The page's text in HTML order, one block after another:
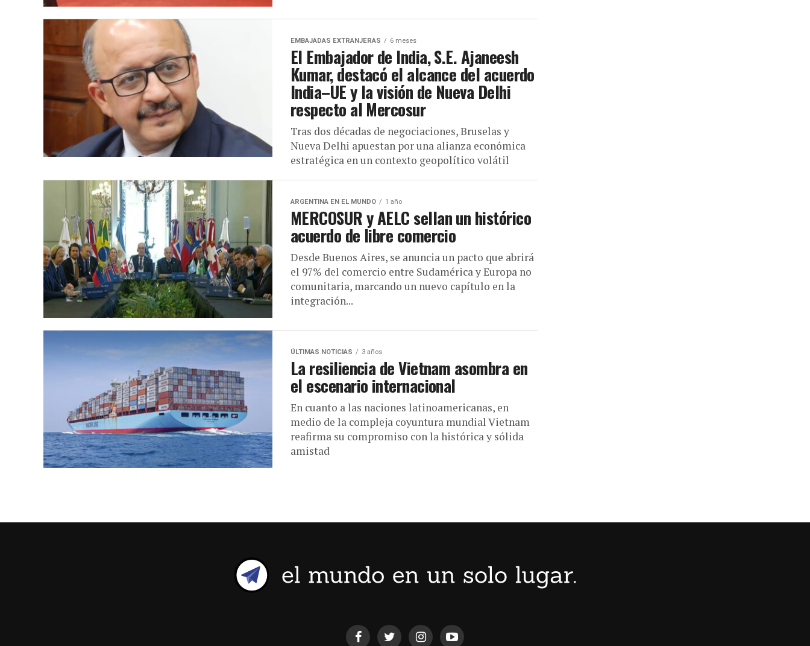
EMBAJADAS EXTRANJERAS 6 meses
El Embajador de India, S.E. Ajaneesh
Kumar, destacó el alcance del acuerdo
India–UE y la visión de Nueva Delhi
respecto al Mercosur
Tras dos décadas de negociaciones, Bruselas y
Nueva Delhi apuestan por una alianza económica
estratégica en un contexto geopolítico volátil
ARGENTINA EN EL MUNDO 1 año
MERCOSUR y AELC sellan un histórico
acuerdo de libre comercio
Desde Buenos Aires, se anuncia un pacto que abrirá
el 97% del comercio entre Sudamérica y Europa no
comunitaria, marcando un nuevo capítulo en la
integración...
ÚLTIMAS NOTICIAS 3 años
La resiliencia de Vietnam asombra en
el escenario internacional
En cuanto a las naciones latinoamericanas, en
medio de la compleja coyuntura mundial Vietnam
reafirma su compromiso con la histórica y sólida
amistad